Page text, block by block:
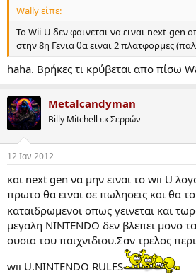
Wally είπε:
To Wii-U δεν φαινεται να ειναι next-gen
στην 8η Γενια θα ειναι 2 πλατφορμες
haha. Βρήκες τι κρύβεται απο πίσω
Metalcandyman
Billy Mitchell εκ Σερρών
12 Ιαν 2012
και next gen να μην ειναι το wii U
πρωτο θα ειναι σε πωλησεις και θα
καταιδρωμενοι οπως γεινεται και
μεγαλη NINTENDO δεν βλεπει μονο
ουσια του παιχνιδιου.Σαν τρελος
wii U.NINTENDO RULES